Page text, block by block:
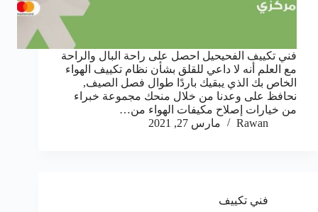
فني تكييف الفحيحيل احصل على راحة البال والراحة
مع العلم أنه لا داعي للقلق بشأن نظام تكييف الهواء
الخاص بك الذي يبقيك باردًا طوال فصل الصيف,
نحافظ على وعدنا من خلال منحك مجموعة خبراء
من خيارات إصلاح مكيفات الهواء من…
Rawan
مارس 27, 2021
فني تكييف